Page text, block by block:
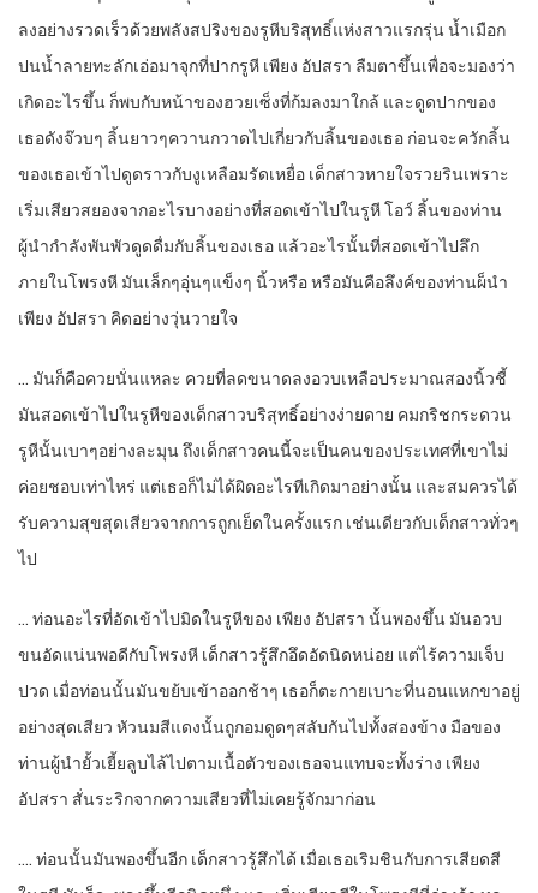
ลงอย่างรวดเร็วด้วยพลังสปริงของรูหีบริสุทธิ์แห่งสาวแรกรุ่น น้ำเมือก
ปนน้ำลายทะลักเอ่อมาจุกที่ปากรูหี เพียง อัปสรา ลืมตาขึ้นเพื่อจะมองว่า
เกิดอะไรขึ้น ก็พบกับหน้าของฮวยเซ็งที่ก้มลงมาใกล้ และดูดปากของ
เธอดังจ๊วบๆ ลิ้นยาวๆควานกวาดไปเกี่ยวกับลิ้นของเธอ ก่อนจะควักลิ้น
ของเธอเข้าไปดูดราวกับงูเหลือมรัดเหยื่อ เด็กสาวหายใจรวยรินเพราะ
เริ่มเสียวสยองจากอะไรบางอย่างที่สอดเข้าไปในรูหี โอว์ ลิ้นของท่าน
ผู้นำกำลังพันพัวดูดดื่มกับลิ้นของเธอ แล้วอะไรนั้นที่สอดเข้าไปลึก
ภายในโพรงหี มันเล็กๆอุ่นๆแข็งๆ นิ้วหรือ หรือมันคือลึงค์ของท่านผ็นำ
เพียง อัปสรา คิดอย่างวุ่นวายใจ
… มันก็คือควยนั่นแหละ ควยที่ลดขนาดลงอวบเหลือประมาณสองนิ้วชี้
มันสอดเข้าไปในรูหีของเด็กสาวบริสุทธิ์อย่างง่ายดาย คมกริชกระดวน
รูหีนั้นเบาๆอย่างละมุน ถึงเด็กสาวคนนี้จะเป็นคนของประเทศที่เขาไม่
ค่อยชอบเท่าไหร่ แต่เธอก็ไม่ได้ผิดอะไรทีเกิดมาอย่างนั้น และสมควรได้
รับความสุขสุดเสียวจากการถูกเย็ดในครั้งแรก เช่นเดียวกับเด็กสาวทั่วๆ
ไป
… ท่อนอะไรที่อัดเข้าไปมิดในรูหีของ เพียง อัปสรา นั้นพองขึ้น มันอวบ
ขนอัดแน่นพอดีกับโพรงหี เด็กสาวรู้สึกอึดอัดนิดหน่อย แต่ไร้ความเจ็บ
ปวด เมื่อท่อนนั้นมันขย้บเข้าออกช้าๆ เธอก็ตะกายเบาะที่นอนแหกขาอยู่
อย่างสุดเสียว หัวนมสีแดงนั้นถูกอมดูดๆสลับกันไปทั้งสองข้าง มือของ
ท่านผู้นำยั้วเยี้ยลูบไล้ไปตามเนื้อตัวของเธอจนแทบจะทั้งร่าง เพียง
อัปสรา สั่นระริกจากความเสียวที่ไม่เคยรู้จักมาก่อน
…. ท่อนนั้นมันพองขึ้นอีก เด็กสาวรู้สึกได้ เมื่อเธอเริมชินกับการเสียดสี